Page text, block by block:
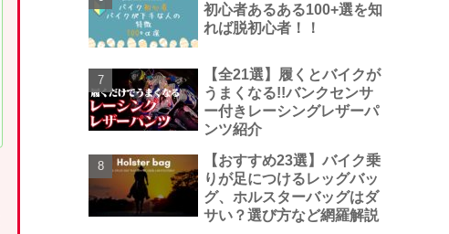
初心者あるある100+選を知
れば脱初心者！！
【全21選】履くとバイクが
うまくなる!!バンクセンサ
ー付きレーシングレザーパ
ンツ紹介
【おすすめ23選】バイク乗
りが足につけるレッグバッ
グ、ホルスターバッグはダ
サい？選び方など網羅解説